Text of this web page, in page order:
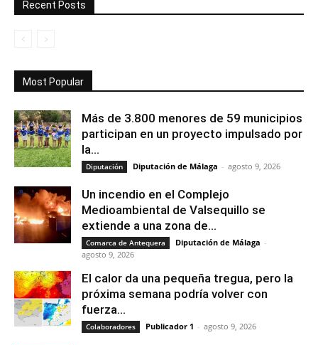
Recent Posts
Most Popular
Más de 3.800 menores de 59 municipios
participan en un proyecto impulsado por
la...
Diputación Diputación de Málaga - agosto 9, 2026
Un incendio en el Complejo
Medioambiental de Valsequillo se
extiende a una zona de...
Comarca de Antequera Diputación de Málaga -
agosto 9, 2026
El calor da una pequeña tregua, pero la
próxima semana podría volver con
fuerza...
Colaboradores Publicador 1 - agosto 9, 2026